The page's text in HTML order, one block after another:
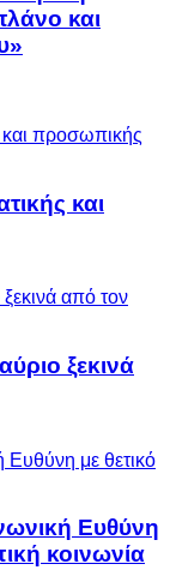
και
και
ξεκινά
Ευθύνη
κοινωνία